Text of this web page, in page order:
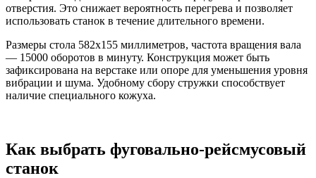
отверстия. Это снижает вероятность перегрева и позволяет
использовать станок в течение длительного времени.
Размеры стола 582х155 миллиметров, частота вращения вала
— 15000 оборотов в минуту. Конструкция может быть
зафиксирована на верстаке или опоре для уменьшения уровня
вибрации и шума. Удобному сбору стружки способствует
наличие специального кожуха.
Как выбрать фуговально-рейсмусовый
станок